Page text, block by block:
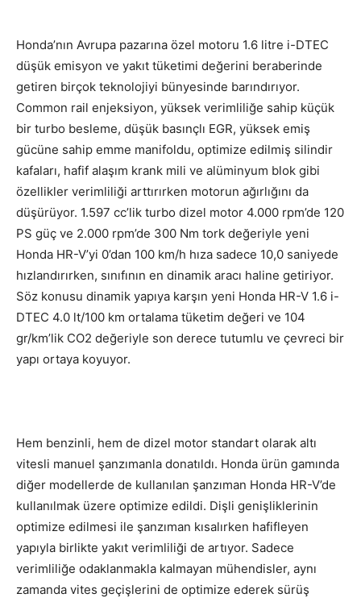
Honda’nın Avrupa pazarına özel motoru 1.6 litre i-DTEC
düşük emisyon ve yakıt tüketimi değerini beraberinde
getiren birçok teknolojiyi bünyesinde barındırıyor.
Common rail enjeksiyon, yüksek verimliliğe sahip küçük
bir turbo besleme, düşük basınçlı EGR, yüksek emiş
gücüne sahip emme manifoldu, optimize edilmiş silindir
kafaları, hafif alaşım krank mili ve alüminyum blok gibi
özellikler verimliliği arttırırken motorun ağırlığını da
düşürüyor. 1.597 cc’lik turbo dizel motor 4.000 rpm’de 120
PS güç ve 2.000 rpm’de 300 Nm tork değeriyle yeni
Honda HR-V’yi 0’dan 100 km/h hıza sadece 10,0 saniyede
hızlandırırken, sınıfının en dinamik aracı haline getiriyor.
Söz konusu dinamik yapıya karşın yeni Honda HR-V 1.6 i-
DTEC 4.0 lt/100 km ortalama tüketim değeri ve 104
gr/km’lik CO2 değeriyle son derece tutumlu ve çevreci bir
yapı ortaya koyuyor.
Hem benzinli, hem de dizel motor standart olarak altı
vitesli manuel şanzımanla donatıldı. Honda ürün gamında
diğer modellerde de kullanılan şanzıman Honda HR-V’de
kullanılmak üzere optimize edildi. Dişli genişliklerinin
optimize edilmesi ile şanzıman kısalırken hafifleyen
yapıyla birlikte yakıt verimliliği de artıyor. Sadece
verimliliğe odaklanmakla kalmayan mühendisler, aynı
zamanda vites geçişlerini de optimize ederek sürüş